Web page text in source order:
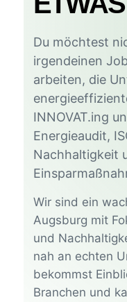
Du möchtest
irgendeinen
arbeiten, die
INNOVAT.ing
Energieaudit,
Nachhaltigkeit
Wir sind ein
Augsburg mit
und
nah an echten
bekommst
Branchen und